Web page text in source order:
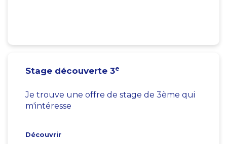
Stage découverte 3e
Je trouve une offre de stage de 3ème qui
m'intéresse
Découvrir